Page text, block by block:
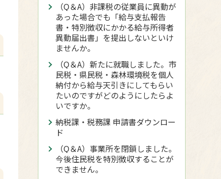
（Q＆A）非課税の従業員に異動が
あった場合でも「給与支払報告
書・特別徴収にかかる給与所得者
異動届出書」を提出しないといけ
ませんか。
（Q＆A）新たに就職しました。市
民税・県民税・森林環境税を個人
納付から給与天引きにしてもらい
たいのですがどのようにしたらよ
いですか。
納税課・税務課 申請書ダウンロー
ド
（Q＆A）事業所を閉鎖しました。
今後住民税を特別徴収することが
できません。